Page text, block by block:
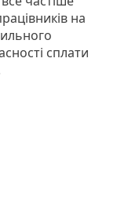
на
сплати